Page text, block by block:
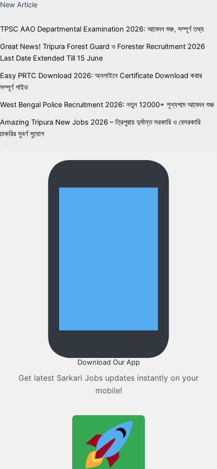
New Article
TPSC AAO Departmental Examination 2026: আবেদন শুরু, সম্পূর্ণ তথ্য
Great News! Tripura Forest Guard ও Forester Recruitment 2026
Last Date Extended Till 15 June
Easy PRTC Download 2026: অনলাইনে Certificate Download করার
সম্পূর্ণ গাইড
West Bengal Police Recruitment 2026: নতুন 12000+ শূন্যপদে আবেদন শুরু
Amazing Tripura New Jobs 2026 – ত্রিপুরায় দুর্দান্ত সরকারি ও বেসরকারি
চাকরির সুবর্ণ সুযোগ
Download Our App
Get latest Sarkari Jobs updates instantly on your
mobile!